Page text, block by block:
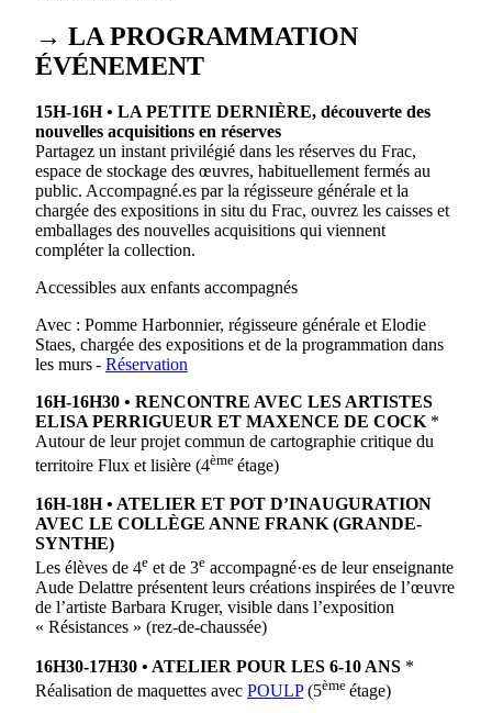
→ LA PROGRAMMATION
ÉVÉNEMENT
15H-16H • LA PETITE DERNIÈRE, découverte des
nouvelles acquisitions en réserves
Partagez un instant privilégié dans les réserves du Frac,
espace de stockage des œuvres, habituellement fermés au
public. Accompagné.es par la régisseure générale et la
chargée des expositions in situ du Frac, ouvrez les caisses et
emballages des nouvelles acquisitions qui viennent
compléter la collection.
Accessibles aux enfants accompagnés
Avec : Pomme Harbonnier, régisseure générale et Elodie
Staes, chargée des expositions et de la programmation dans
les murs - Réservation
16H-16H30 • RENCONTRE AVEC LES ARTISTES
ELISA PERRIGUEUR ET MAXENCE DE COCK*
Autour de leur projet commun de cartographie critique du
territoire Flux et lisière (4ème étage)
16H-18H • ATELIER ET POT D’INAUGURATION
AVEC LE COLLÈGE ANNE FRANK (GRANDE-
SYNTHE)
Les élèves de 4e et de 3e accompagné·es de leur enseignante
Aude Delattre présentent leurs créations inspirées de l’œuvre
de l’artiste Barbara Kruger, visible dans l’exposition
« Résistances » (rez-de-chaussée)
16H30-17H30 • ATELIER POUR LES 6-10 ANS *
Réalisation de maquettes avec POULP(5ème étage)